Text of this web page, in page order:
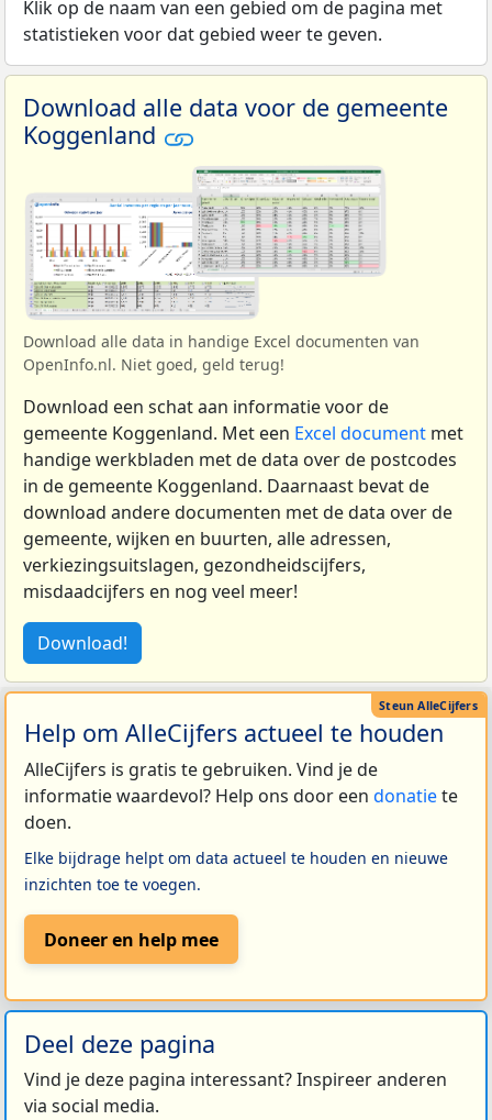
Klik op de naam van een gebied om de pagina met
statistieken voor dat gebied weer te geven.
Download alle data voor de gemeente
Koggenland
Download alle data in handige Excel documenten van
OpenInfo.nl. Niet goed, geld terug!
Download een schat aan informatie voor de
gemeente Koggenland. Met een Excel document met
handige werkbladen met de data over de postcodes
in de gemeente Koggenland. Daarnaast bevat de
download andere documenten met de data over de
gemeente, wijken en buurten, alle adressen,
verkiezingsuitslagen, gezondheidscijfers,
misdaadcijfers en nog veel meer!
Download!
Help om AlleCijfers actueel te houden
AlleCijfers is gratis te gebruiken. Vind je de
informatie waardevol? Help ons door een donatiete
doen.
Elke bijdrage helpt om data actueel te houden en nieuwe
inzichten toe te voegen.
Doneer en help mee
Deel deze pagina
Vind je deze pagina interessant? Inspireer anderen
via social media.